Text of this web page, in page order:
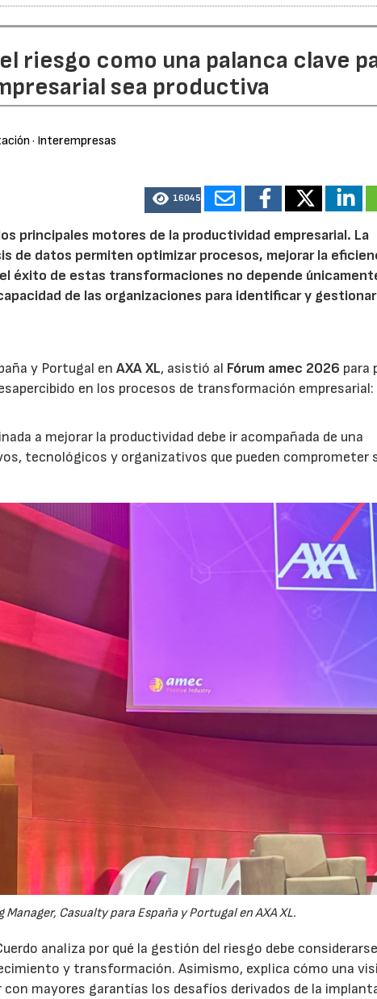
riesgo como una palanca clave
sea productiva
· Interempresas
16045
principales motores de la productividad empresarial. La
de datos permiten optimizar procesos, mejorar la
éxito de estas transformaciones no depende
de las organizaciones para identificar y
y Portugal enAXA XL, asistió al Fórum amec 2026 para
en los procesos de transformación empresarial:
a mejorar la productividad debe ir acompañada de una
tecnológicos y organizativos que pueden comprometer
Casualty para España y Portugal en AXA XL.
analiza por qué la gestión del riesgo debe
y transformación. Asimismo, explica cómo una
mayores garantías los desafíos derivados de la